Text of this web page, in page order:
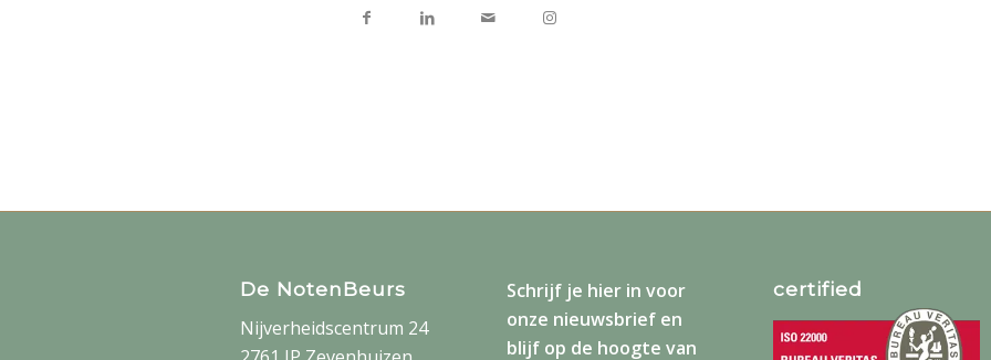
De NotenBeurs
Nijverheidscentrum 24
Schrijf je hier in voor
onze nieuwsbrief en
blijf op de hoogte van
certified